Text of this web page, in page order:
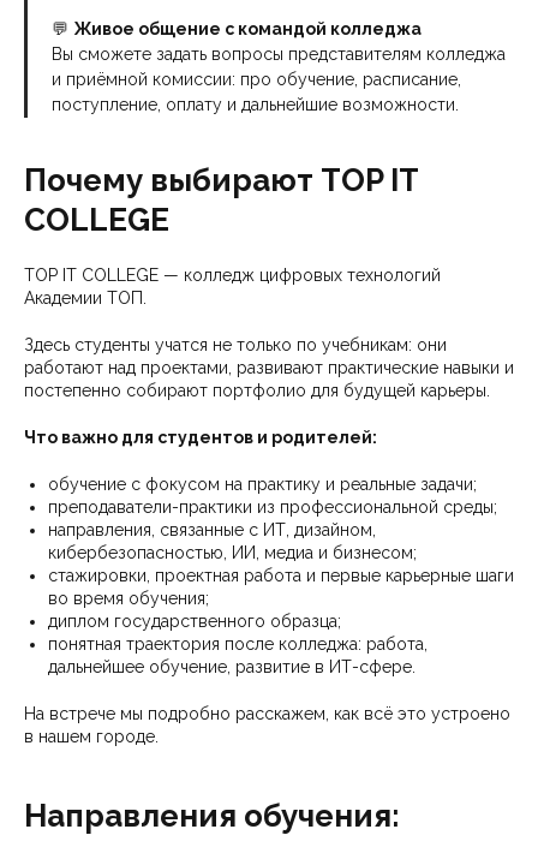
💬 Живое общение с командой колледжа
Вы сможете задать вопросы представителям колледжа
и приёмной комиссии: про обучение, расписание,
поступление, оплату и дальнейшие возможности.
Почему выбирают TOP IT
COLLEGE
TOP IT COLLEGE — колледж цифровых технологий
Академии ТОП.
Здесь студенты учатся не только по учебникам: они
работают над проектами, развивают практические навыки и
постепенно собирают портфолио для будущей карьеры.
Что важно для студентов и родителей:
обучение с фокусом на практику и реальные задачи;
преподаватели-практики из профессиональной среды;
направления, связанные с ИТ, дизайном,
кибербезопасностью, ИИ, медиа и бизнесом;
стажировки, проектная работа и первые карьерные шаги
во время обучения;
диплом государственного образца;
понятная траектория после колледжа: работа,
дальнейшее обучение, развитие в ИТ-сфере.
На встрече мы подробно расскажем, как всё это устроено
в нашем городе.
Направления обучения: